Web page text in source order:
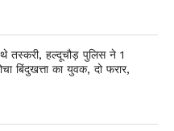
तस्करी, हल्दूचौड़ पुलिस ने 1
बिंदुखत्ता का युवक, दो फरार,